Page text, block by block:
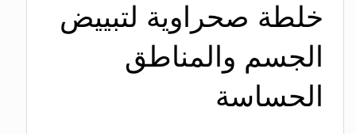
خلطة صحراوية لتبييض
الجسم والمناطق
الحساسة